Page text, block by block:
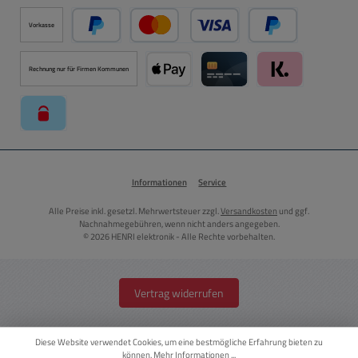
Vorkasse
PayPal Kredit- oder Debitkarte über PayPal
Später Bezahlen
Rechnung nur für Firmen Kommunen
Informationen Service
Alle Preise inkl. gesetzl. Mehrwertsteuer zzgl.Versandkosten und ggf.
Nachnahmegebühren, wenn nicht anders angegeben.
© 2026 HENRI elektronik - Alle Rechte vorbehalten.
Vertrag widerrufen
Diese Website verwendet Cookies, um eine bestmögliche Erfahrung bieten zu
können.Mehr Informationen ...